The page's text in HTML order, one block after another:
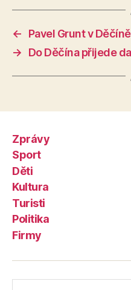
←
Pavel Grunt v Děčíně
→
Do Děčína přijede
Zprávy
Sport
Děti
Kultura
Turisti
Politika
Firmy